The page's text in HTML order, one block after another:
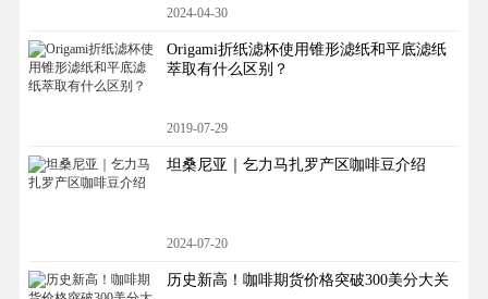
2024-04-30
Origami折纸滤杯使用锥形滤纸和平底滤纸
萃取有什么区别？
2019-07-29
坦桑尼亚｜乞力马扎罗产区咖啡豆介绍
2024-07-20
历史新高！咖啡期货价格突破300美分大关